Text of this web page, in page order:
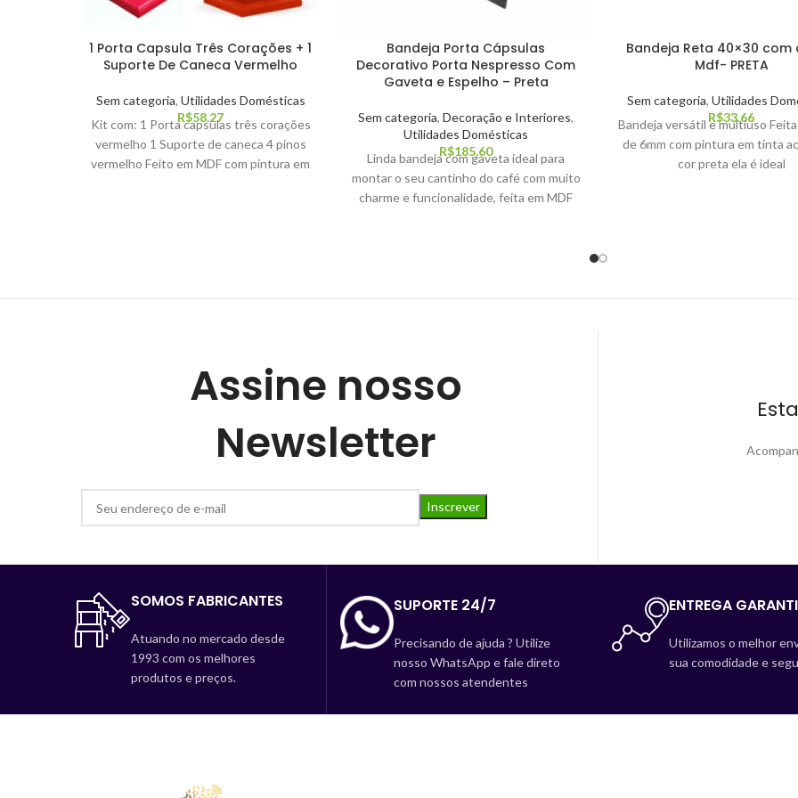
1 Porta Capsula Três Corações + 1
Suporte De Caneca Vermelho
Sem categoria, Utilidades Domésticas
R$58.27
Kit com: 1 Porta capsulas três corações
vermelho 1 Suporte de caneca 4 pinos
vermelho Feito em MDF com pintura em
Bandeja Porta Cápsulas
Decorativo Porta Nespresso Com
Gaveta e Espelho – Preta
Sem categoria, Decoração e Interiores,
Utilidades Domésticas
R$185.60
Linda bandeja com gaveta ideal para
montar o seu cantinho do café com muito
charme e funcionalidade, feita em MDF
Bandeja Reta 40×30 com
Mdf- PRETA
Sem categoria, Utilidades
R$33.66
Bandeja versátil e multiuso Feita
de 6mm com pintura em tinta
cor preta ela é ideal
Assine nosso
Newsletter
SOMOS FABRICANTES
Atuando no mercado desde
1993 com os melhores
produtos e preços.
SUPORTE 24/7
Precisando de ajuda ? Utilize
nosso WhatsApp e fale direto
com nossos atendentes
ENTREGA
Utilizamos o melhor
sua comodidade e